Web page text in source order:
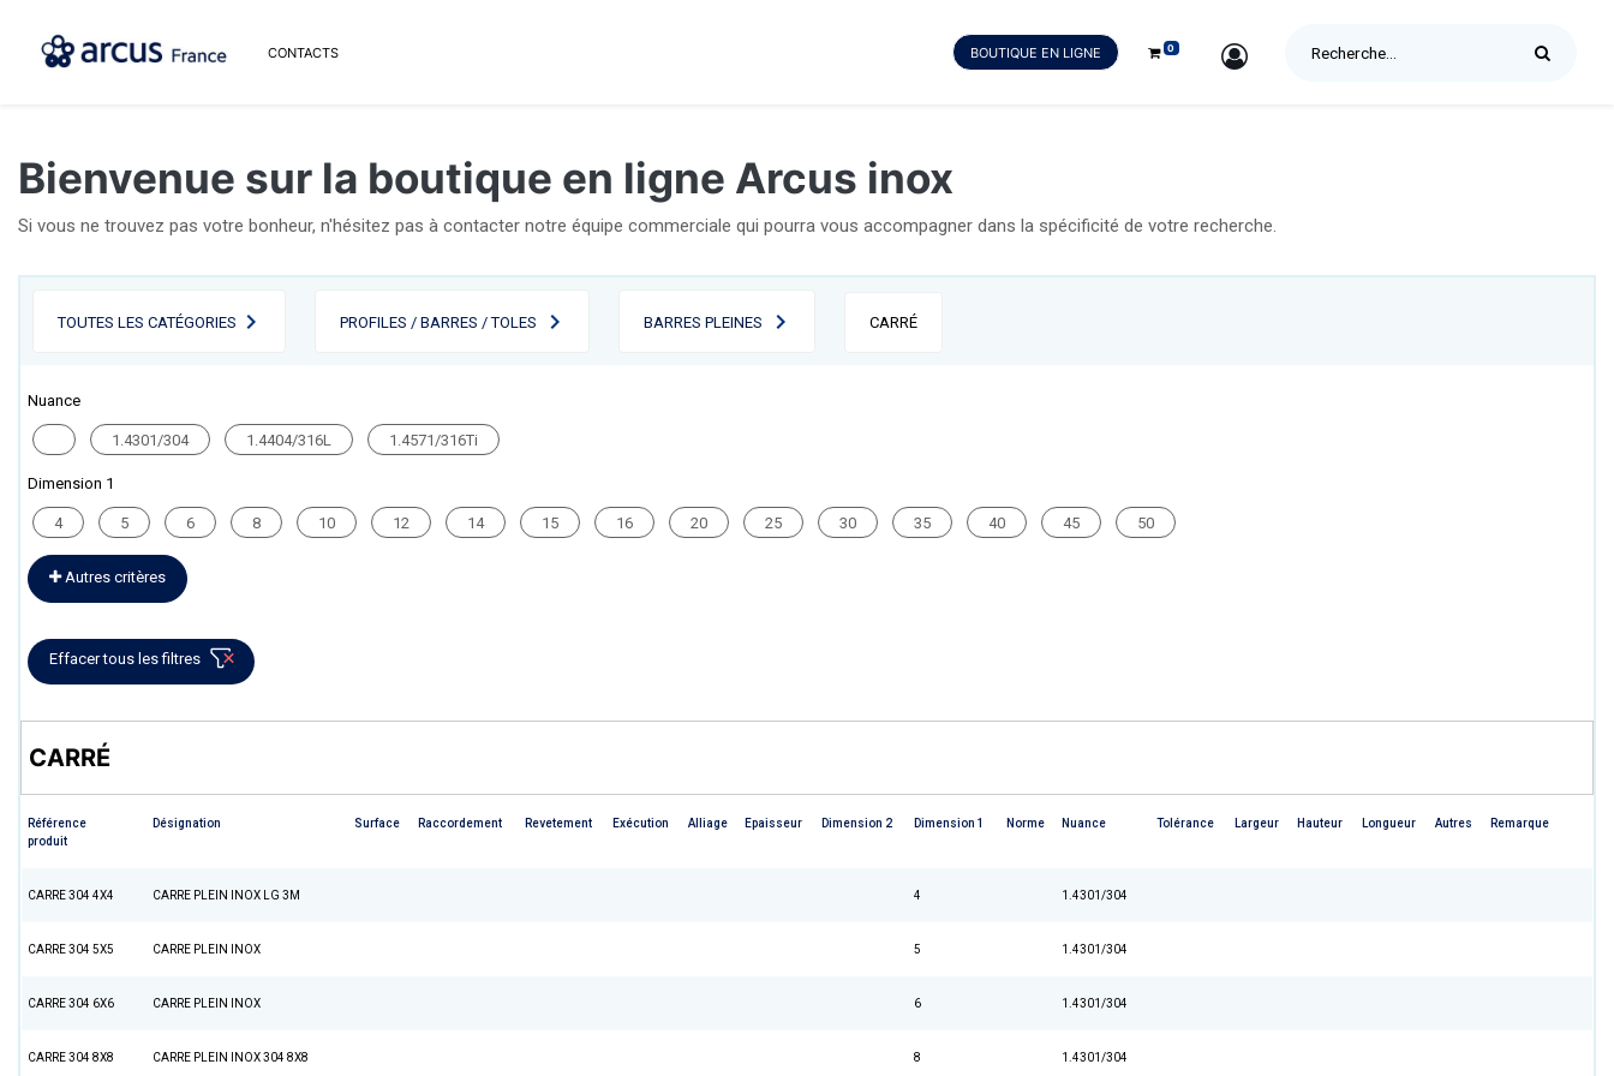
CONTACTS BOUTIQUE EN LIGNE 0 SIGN IN
Bienvenue sur la boutique en ligne Arcus inox
Si vous ne trouvez pas votre bonheur, n'hésitez pas à contacter notre équipe commerciale qui pourra vous accompagner dans la spécificité de votre recherche.
TOUTES LES CATÉGORIES PROFILES / BARRES / TOLES BARRES PLEINES CARRÉ
Nuance
1.4301/304 1.4404/316L 1.4571/316Ti
Dimension 1
4 5 6 8 10 12 14 15 16 20 25 30 35 40 45 50
Autres critères
Effacer tous les filtres
CARRÉ
Référence
produit
Désignation Surface Raccordement Revetement Exécution Alliage Epaisseur Dimension 2 Dimension 1 Norme Nuance Tolérance Largeur Hauteur Longueur Autres Remarque
CARRE 304 4X4 CARRE PLEIN INOX LG 3M 4 1.4301/304
CARRE 304 5X5 CARRE PLEIN INOX 5 1.4301/304
CARRE 304 6X6 CARRE PLEIN INOX 6 1.4301/304
CARRE 304 8X8 CARRE PLEIN INOX 304 8X8 8 1.4301/304